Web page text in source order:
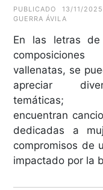
PUBLICADO 13/11/
GUERRA ÁVILA
En las letras
composiciones
vallenatas, se
apreciar
temáticas;
encuentran
dedicadas a
compromisos de
impactado por la